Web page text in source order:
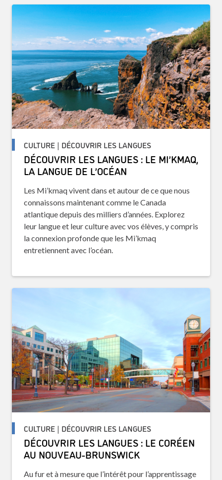
CULTURE | DÉCOUVRIR LES LANGUES
DÉCOUVRIR LES LANGUES : LE MI’KMAQ,
LA LANGUE DE L’OCÉAN
Les Mi’kmaq vivent dans et autour de ce que nous
connaissons maintenant comme le Canada
atlantique depuis des milliers d’années. Explorez
leur langue et leur culture avec vos élèves, y compris
la connexion profonde que les Mi’kmaq
entretiennent avec l’océan.
CULTURE | DÉCOUVRIR LES LANGUES
DÉCOUVRIR LES LANGUES : LE CORÉEN
AU NOUVEAU-BRUNSWICK
Au fur et à mesure que l’intérêt pour l’apprentissage